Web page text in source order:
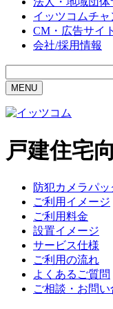
イッツコムチャ
CM・広告サイト
会社/採用情報
MENU
戸建住宅
防犯カメラパッ
ご利用イメージ
ご利用料金
設置イメージ
サービス仕様
ご利用の流れ
よくあるご質問
ご相談・お問